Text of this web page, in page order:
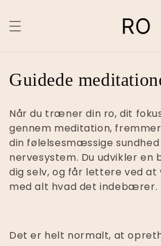
Guidede
Når du træner din ro, dit
gennem meditation,
din følelsesmæssige
nervesystem. Du udvikler en
dig selv, og får lettere ved
med alt hvad det indebærer.
Det er helt normalt, at